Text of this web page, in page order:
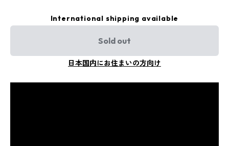
International shipping available
Sold out
日本国内にお住まいの方向け